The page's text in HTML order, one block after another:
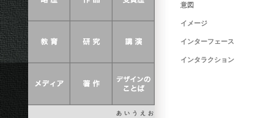
あ い う え お
意図
イメージ
インターフェース
インタラクション